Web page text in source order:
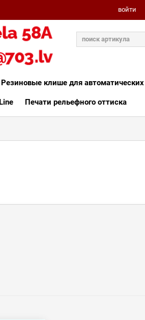
войти
Резиновые клише для автоматических
Печати рельефного оттиска